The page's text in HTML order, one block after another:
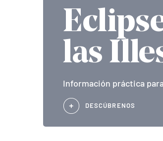
las
Información práctica
DESCÚBRENOS